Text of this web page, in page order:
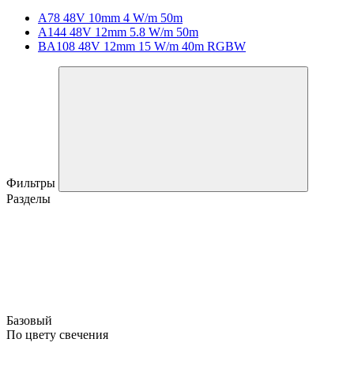
A78 48V 10mm 4 W/m 50m
A144 48V 12mm 5.8 W/m 50m
BA108 48V 12mm 15 W/m 40m RGBW
Фильтры
Разделы
Базовый
По цвету свечения